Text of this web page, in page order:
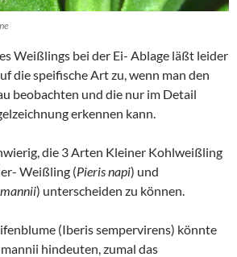
Weißlings bei der Ei- Ablage läßt leider
die speifische Art zu, wenn man den
beobachten und die nur im Detail
erkennen kann.
die 3 Arten Kleiner Kohlweißling
Weißling (Pieris napi) und
) unterscheiden zu können.
(Iberis sempervirens) könnte
hindeuten, zumal das